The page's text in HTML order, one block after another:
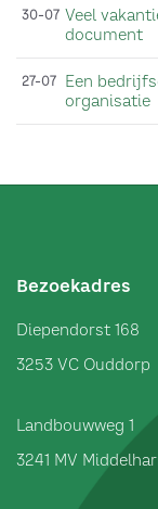
30-07 Veel
document
27-07 Een
organisatie
Bezoekadres
Diependorst 168
3253 VC Ouddorp
Landbouwweg 1
3241 MV